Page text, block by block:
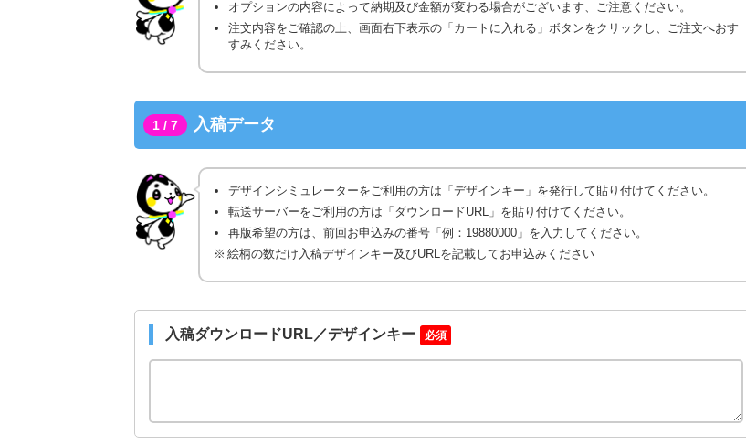
オプションの内容によって納期及び金額が変わる場合がございます、ご注意ください。
注文内容をご確認の上、画面右下表示の「カートに入れる」ボタンをクリックし、ご注文へおす
すみください。
1 / 7 入稿データ
デザインシミュレーターをご利用の方は「デザインキー」を発行して貼り付けてください。
転送サーバーをご利用の方は「ダウンロードURL」を貼り付けてください。
再版希望の方は、前回お申込みの番号「例：19880000」を入力してください。
絵柄の数だけ入稿デザインキー及びURLを記載してお申込みください
入稿ダウンロードURL／デザインキー 必須